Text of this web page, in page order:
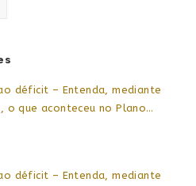
déficit – Entenda, mediante
o que aconteceu no Plano…
déficit – Entenda, mediante